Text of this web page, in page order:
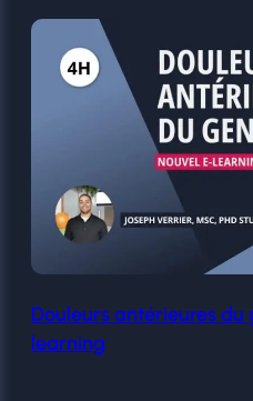
Douleurs antérieures du
learning